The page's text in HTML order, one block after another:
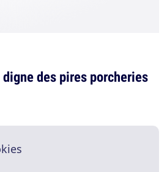
des pires porcheries